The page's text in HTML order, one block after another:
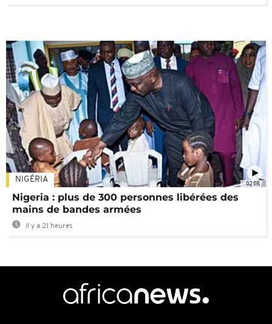
02:08
NIGÉRIA
Nigeria : plus de 300 personnes libérées des
mains de bandes armées
Il y a 21 heures